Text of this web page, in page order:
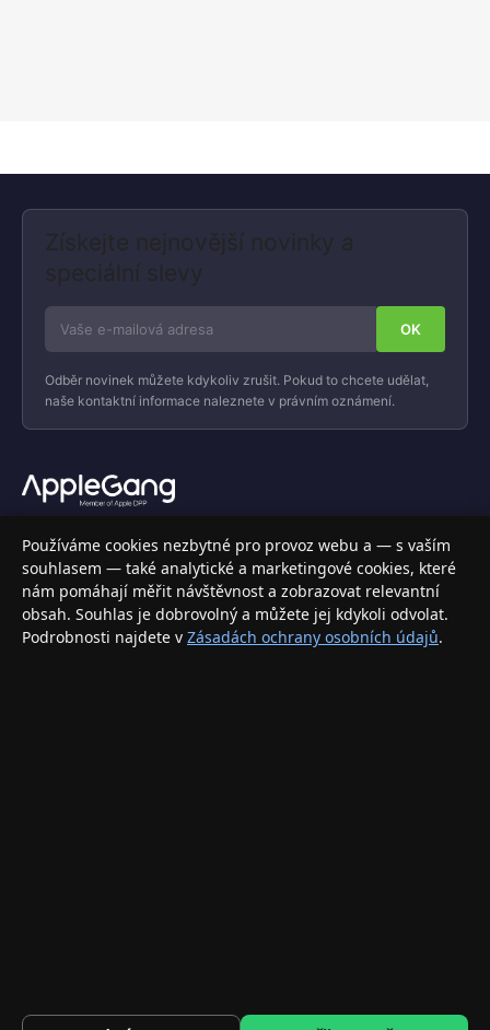
Získejte nejnovější novinky a
speciální slevy
Odběr novinek můžete kdykoliv zrušit. Pokud to chcete udělat,
naše kontaktní informace naleznete v právním oznámení.
Váš specializovaný obchod s Apple produkty, příslušenstvím a
elektronikou. Nakupujte bezpečně a s jistotou.
INFORMACE
Doprava a doručení
© 2026 AppleGang.cz – Všechna práva vyhrazena
Používáme cookies nezbytné pro provoz webu a — s vaším
souhlasem — také analytické a marketingové cookies, které
nám pomáhají měřit návštěvnost a zobrazovat relevantní
obsah. Souhlas je dobrovolný a můžete jej kdykoli odvolat.
Podrobnosti najdete v Zásadách ochrany osobních údajů.